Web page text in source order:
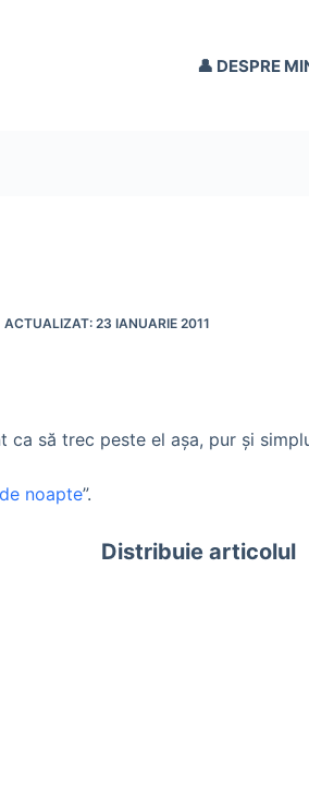
👤 DESPRE
23 IANUARIE 2011
să trec peste el aşa, pur şi
noapte”.
Distribuie articolul